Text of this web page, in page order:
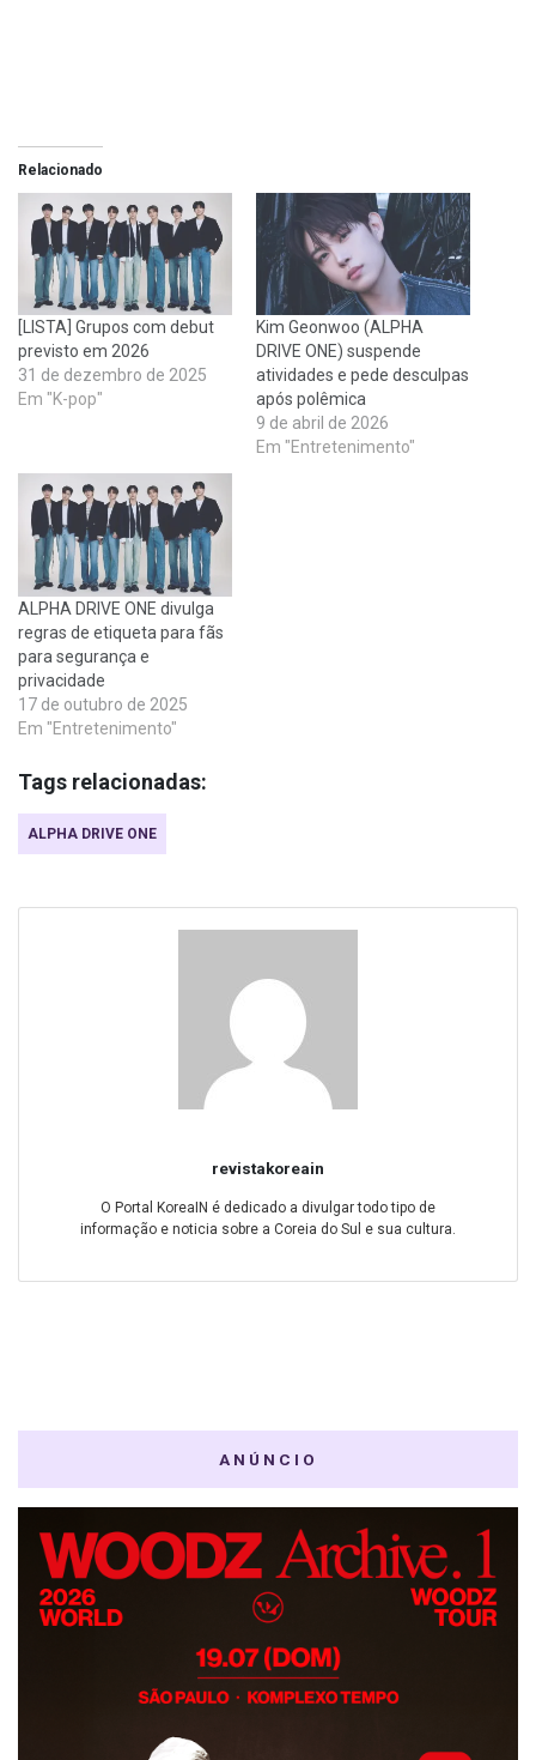
Relacionado
[LISTA] Grupos com debut
previsto em 2026
31 de dezembro de 2025
Em "K-pop"
Kim Geonwoo (ALPHA
DRIVE ONE) suspende
atividades e pede desculpas
após polêmica
9 de abril de 2026
Em "Entretenimento"
ALPHA DRIVE ONE divulga
regras de etiqueta para fãs
para segurança e
privacidade
17 de outubro de 2025
Em "Entretenimento"
Tags relacionadas:
ALPHA DRIVE ONE
revistakoreain
O Portal KoreaIN é dedicado a divulgar todo tipo de
informação e noticia sobre a Coreia do Sul e sua cultura.
ANÚNCIO